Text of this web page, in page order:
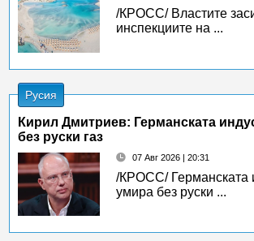
/КРОСС/ Властите
инспекциите на ...
Русия
Кирил Дмитриев: Германската
без руски газ
07 Авг 2026 | 20:31
/КРОСС/ Германската
умира без руски ...